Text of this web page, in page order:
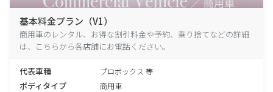
基本料金プラン（V1）
商用車のレンタル、お得な割引料金や予約、乗り捨てなどの詳細
は、こちらから各店舗にお電話ください。
代表車種 プロボックス 等
ボディタイプ 商用車